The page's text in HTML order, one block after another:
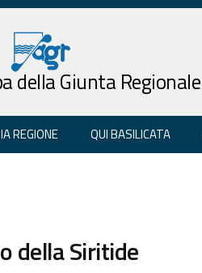
della Giunta Regionale
REGIONE QUI BASILICATA
della Siritide